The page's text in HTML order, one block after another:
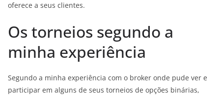
oferece a seus clientes.
Os torneios segundo a
minha experiência
Segundo a minha experiência com o broker onde pude ver e
participar em alguns de seus torneios de opções binárias,